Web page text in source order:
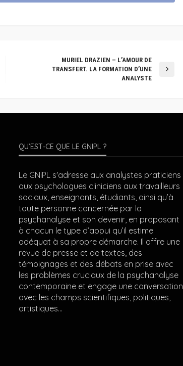
MURIEL DRAZIEN – L’AMOUR DE
TRANSFERT. LA FORMATION D’UNE
ANALYSTE
QU’EST-CE QUE LE GNIPL ?
Le GNiPL s'adresse aux analystes praticiens
aux psychologues cliniciens aux travailleurs
sociaux, enseignants, étudiants, ainsi qu’à
toute personne concernée par la
psychanalyse et son devenir, en proposant
à chacun le type d’appui qu’il estime
adéquat à sa propre démarche. Il offre une
revue de presse et de textes, des
témoignages et des débats en prise avec
les problèmes cruciaux de la psychanalyse
contemporaine et engage une conversation
avec les champs scientifiques, politiques,
artistiques…